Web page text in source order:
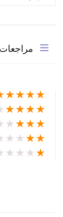
★
★
★
★
★
★
★
★
★
★
★
★
★
★
★
★
★
★
★
★